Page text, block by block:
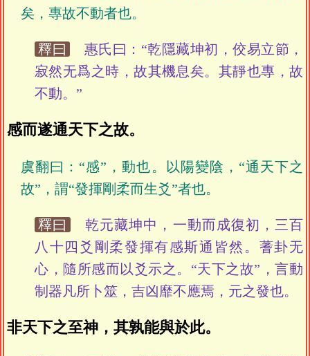
矣，專故不動者也。
釋曰
惠氏曰：“乾隱藏坤初，佼易立節，
寂然无爲之時，故其機息矣。其靜也專，故
不動。”
感而遂通天下之故。
虞翻曰：“感”，動也。以陽變陰，“通天下之
故”，謂“發揮剛柔而生爻”者也。
釋曰
乾元藏坤中，一動而成復初，三百
八十四爻剛柔發揮有感斯通皆然。蓍卦无
心，隨所感而以爻示之。“天下之故”，言動
制器凡所卜筮，吉凶靡不應焉，元之發也。
非天下之至神，其孰能與於此。